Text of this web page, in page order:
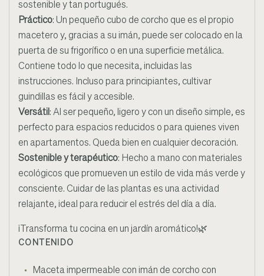
sostenible y tan portugués.
Práctico: Un pequeño cubo de corcho que es el propio
macetero y, gracias a su imán, puede ser colocado en la
puerta de su frigorífico o en una superficie metálica.
Contiene todo lo que necesita, incluidas las
instrucciones. Incluso para principiantes, cultivar
guindillas es fácil y accesible.
Versátil : Al ser pequeño, ligero y con un diseño simple, es
perfecto para espacios reducidos o para quienes viven
en apartamentos. Queda bien en cualquier decoración.
Sostenible y terapéutico: Hecho a mano con materiales
ecológicos que promueven un estilo de vida más verde y
consciente. Cuidar de las plantas es una actividad
relajante, ideal para reducir el estrés del día a día.
¡Transforma tu cocina en un jardín aromático!🌿
CONTENIDO
Maceta impermeable con imán de corcho con